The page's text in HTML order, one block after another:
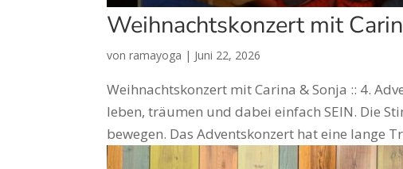
Weihnachtskonzert mit
vonramayoga | Juni 22, 2026
Weihnachtskonzert mit Carina & Sonja :: 4.
leben, träumen und dabei einfach SEIN. Die
bewegen. Das Adventskonzert hat eine lange